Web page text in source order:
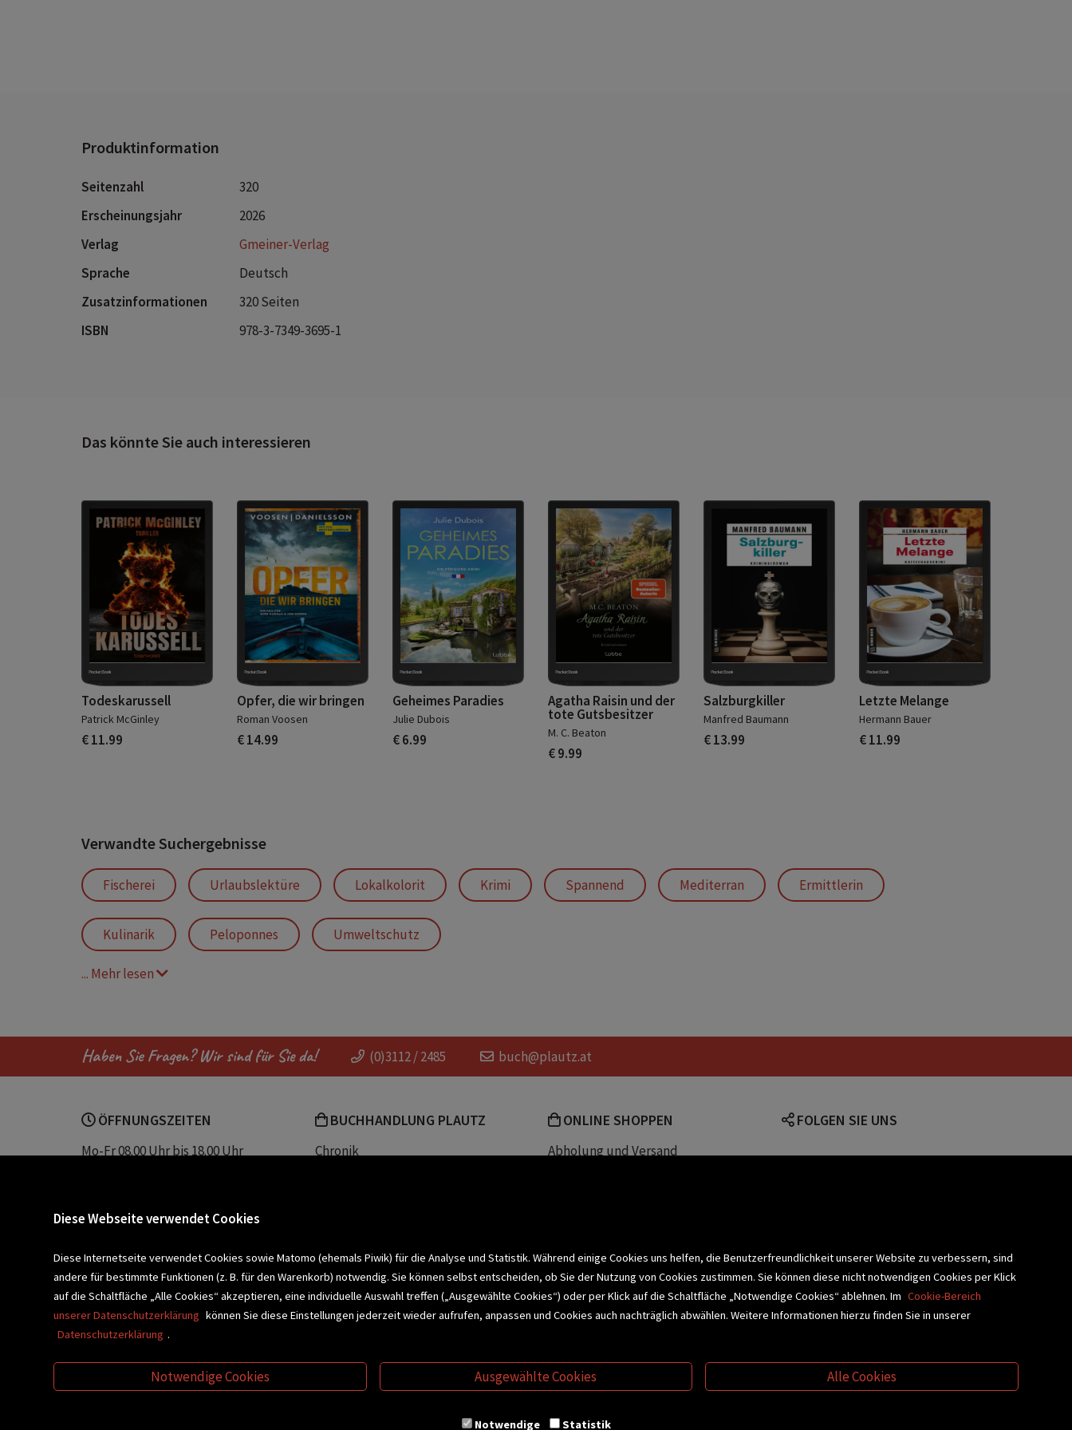
Produktinformation
Seitenzahl
320
Erscheinungsjahr
2026
Verlag
Gmeiner-Verlag
Sprache
Deutsch
Zusatzinformationen
320 Seiten
ISBN
978-3-7349-3695-1
Das könnte Sie auch interessieren
Todeskarussell
Patrick McGinley
€ 11.99
Opfer, die wir bringen
Roman Voosen
€ 14.99
Geheimes Paradies
Julie Dubois
€ 6.99
Agatha Raisin und der
tote Gutsbesitzer
M. C. Beaton
€ 9.99
Salzburgkiller
Manfred Baumann
€ 13.99
Letzte Melange
Hermann Bauer
€ 11.99
Verwandte Suchergebnisse
Fischerei Urlaubslektüre Lokalkolorit Krimi Spannend Mediterran Ermittlerin
Kulinarik Peloponnes Umweltschutz
... Mehr lesen
Haben Sie Fragen? Wir sind für Sie da! (0)3112 / 2485 buch@plautz.at
ÖFFNUNGSZEITEN
Mo-Fr 08.00 Uhr bis 18.00 Uhr
Sparkassenplatz 2
BUCHHANDLUNG PLAUTZ
Chronik
ONLINE SHOPPEN
Abholung und Versand
FOLGEN SIE UNS
BLEIBEN WIR IN KONTAKT! Newsletter abonnieren >
Diese Webseite verwendet Cookies
Diese Internetseite verwendet Cookies sowie Matomo (ehemals Piwik) für die Analyse und Statistik. Während einige Cookies uns helfen, die Benutzerfreundlichkeit unserer Website zu verbessern, sind
andere für bestimmte Funktionen (z. B. für den Warenkorb) notwendig. Sie können selbst entscheiden, ob Sie der Nutzung von Cookies zustimmen. Sie können diese nicht notwendigen Cookies per Klick
auf die Schaltfläche „Alle Cookies“ akzeptieren, eine individuelle Auswahl treffen („Ausgewählte Cookies“) oder per Klick auf die Schaltfläche „Notwendige Cookies“ ablehnen. Im Cookie-Bereich
unserer Datenschutzerklärung können Sie diese Einstellungen jederzeit wieder aufrufen, anpassen und Cookies auch nachträglich abwählen. Weitere Informationen hierzu finden Sie in unserer
Datenschutzerklärung .
Notwendige Cookies Ausgewählte Cookies Alle Cookies
Notwendige Statistik